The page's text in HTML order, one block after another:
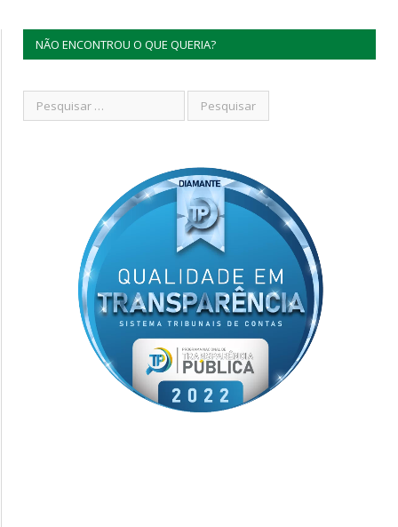
NÃO ENCONTROU O QUE QUERIA?